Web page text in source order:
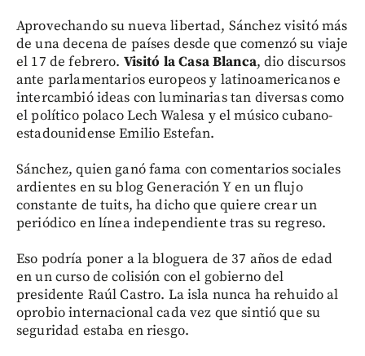
Aprovechando su nueva libertad, Sánchez visitó más
de una decena de países desde que comenzó su viaje
el 17 de febrero. Visitó la Casa Blanca, dio discursos
ante parlamentarios europeos y latinoamericanos e
intercambió ideas con luminarias tan diversas como
el político polaco Lech Walesa y el músico cubano-
estadounidense Emilio Estefan.
Sánchez, quien ganó fama con comentarios sociales
ardientes en su blog Generación Y en un flujo
constante de tuits, ha dicho que quiere crear un
periódico en línea independiente tras su regreso.
Eso podría poner a la bloguera de 37 años de edad
en un curso de colisión con el gobierno del
presidente Raúl Castro. La isla nunca ha rehuido al
oprobio internacional cada vez que sintió que su
seguridad estaba en riesgo.